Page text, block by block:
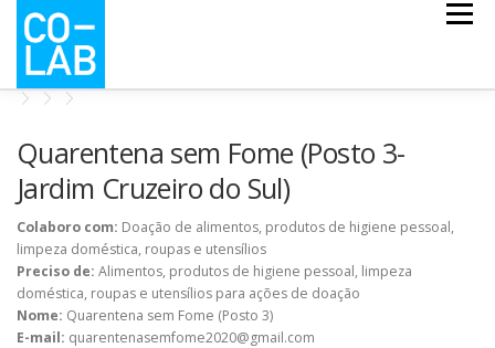
Pular
para
conteúdo
Menu
Quarentena sem Fome (Posto 3-
Jardim Cruzeiro do Sul)
Colaboro com: Doação de alimentos, produtos de higiene pessoal,
limpeza doméstica, roupas e utensílios
Preciso de: Alimentos, produtos de higiene pessoal, limpeza
doméstica, roupas e utensílios para ações de doação
Nome: Quarentena sem Fome (Posto 3)
E-mail: quarentenasemfome2020@gmail.com